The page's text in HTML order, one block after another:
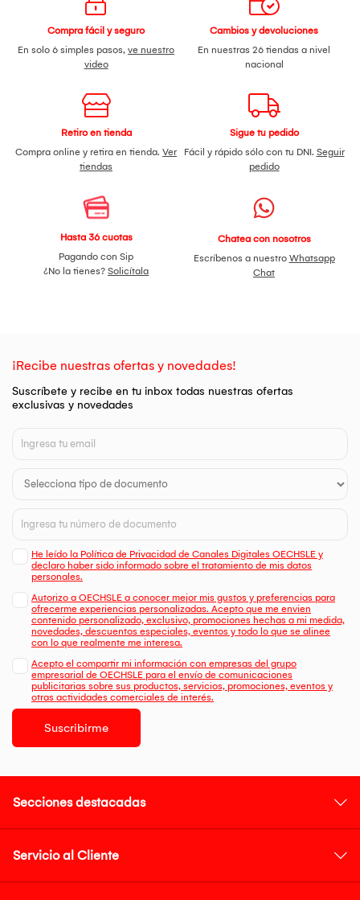
Compra fácil y seguro
En solo 6 simples pasos, ve nuestro
video
Cambios y devoluciones
En nuestras 26 tiendas a nivel
nacional
Retiro en tienda
Compra online y retira en tienda. Ver
tiendas
Sigue tu pedido
Fácil y rápido sólo con tu DNI. Seguir
pedido
Hasta 36 cuotas
Pagando con Sip
¿No la tienes? Solicítala
Chatea con nosotros
Escríbenos a nuestro Whatsapp
Chat
¡Recibe nuestras ofertas y novedades!
Suscríbete y recibe en tu inbox todas nuestras ofertas
exclusivas y novedades
He leído la Política de Privacidad de Canales Digitales OECHSLE y
declaro haber sido informado sobre el tratamiento de mis datos
personales.
Autorizo a OECHSLE a conocer mejor mis gustos y preferencias para
ofrecerme experiencias personalizadas. Acepto que me envien
contenido personalizado, exclusivo, promociones hechas a mi medida,
novedades, descuentos especiales, eventos y todo lo que se alinee
con lo que realmente me interesa.
Acepto el compartir mi información con empresas del grupo
empresarial de OECHSLE para el envío de comunicaciones
publicitarias sobre sus productos, servicios, promociones, eventos y
otras actividades comerciales de interés.
Suscribirme
Secciones destacadas
Servicio al Cliente